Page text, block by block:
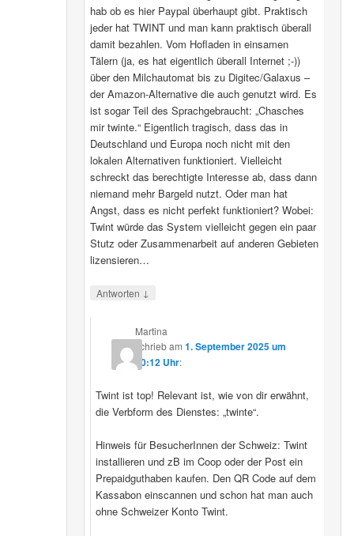
hab ob es hier Paypal überhaupt gibt. Praktisch
jeder hat TWINT und man kann praktisch überall
damit bezahlen. Vom Hofladen in einsamen
Tälern (ja, es hat eigentlich überall Internet ;-))
über den Milchautomat bis zu Digitec/Galaxus –
der Amazon-Alternative die auch genutzt wird. Es
ist sogar Teil des Sprachgebraucht: „Chasches
mir twinte.“ Eigentlich tragisch, dass das in
Deutschland und Europa noch nicht mit den
lokalen Alternativen funktioniert. Vielleicht
schreckt das berechtigte Interesse ab, dass dann
niemand mehr Bargeld nutzt. Oder man hat
Angst, dass es nicht perfekt funktioniert? Wobei:
Twint würde das System vielleicht gegen ein paar
Stutz oder Zusammenarbeit auf anderen Gebieten
lizensieren…
Antworten ↓
Martina
schriebam1. September 2025 um
20:12 Uhr:
Twint ist top! Relevant ist, wie von dir erwähnt,
die Verbform des Dienstes: „twinte“.
Hinweis für BesucherInnen der Schweiz: Twint
installieren und zB im Coop oder der Post ein
Prepaidguthaben kaufen. Den QR Code auf dem
Kassabon einscannen und schon hat man auch
ohne Schweizer Konto Twint.